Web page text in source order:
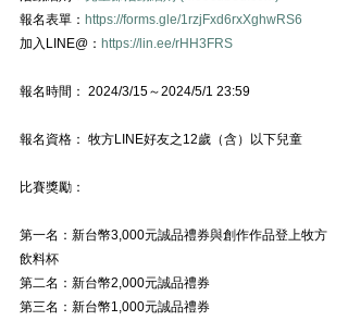
報名表單： https://forms.gle/1rzjFxd6rxXghwRS6
加入LINE@： https://lin.ee/rHH3FRS
報名時間： 2024/3/15～2024/5/1 23:59
報名資格： 牧方LINE好友之12歲（含）以下兒童
比賽獎勵：
第一名：新台幣3,000元誠品禮券與創作作品登上牧方
飲料杯
第二名：新台幣2,000元誠品禮券
第三名：新台幣1,000元誠品禮券